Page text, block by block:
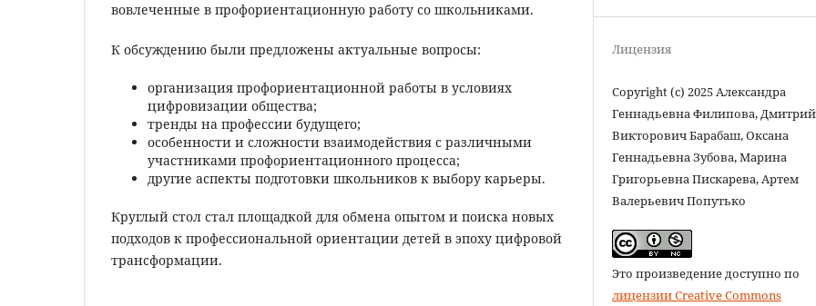
вовлеченные в профориентационную работу со школьниками.
К обсуждению были предложены актуальные вопросы:
организация профориентационной работы в условиях
цифровизации общества;
тренды на профессии будущего;
особенности и сложности взаимодействия с различными
участниками профориентационного процесса;
другие аспекты подготовки школьников к выбору карьеры.
Круглый стол стал площадкой для обмена опытом и поиска новых
подходов к профессиональной ориентации детей в эпоху цифровой
трансформации.
Лицензия
Copyright (c) 2025 Александра
Геннадьевна Филипова, Дмитрий
Викторович Барабаш, Оксана
Геннадьевна Зубова, Марина
Григорьевна Пискарева, Артем
Валерьевич Попутько
Это произведение доступно по
лицензии Creative Commons